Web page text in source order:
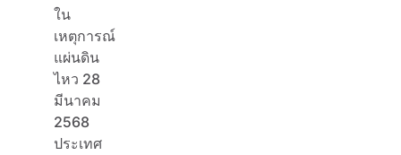
ใน
เหตุการณ์
แผ่นดิน
ไหว 28
มีนาคม
2568
ประเทศ